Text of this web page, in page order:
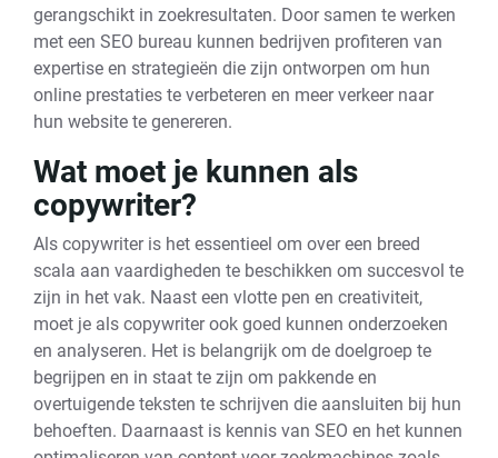
gerangschikt in zoekresultaten. Door samen te werken
met een SEO bureau kunnen bedrijven profiteren van
expertise en strategieën die zijn ontworpen om hun
online prestaties te verbeteren en meer verkeer naar
hun website te genereren.
Wat moet je kunnen als
copywriter?
Als copywriter is het essentieel om over een breed
scala aan vaardigheden te beschikken om succesvol te
zijn in het vak. Naast een vlotte pen en creativiteit,
moet je als copywriter ook goed kunnen onderzoeken
en analyseren. Het is belangrijk om de doelgroep te
begrijpen en in staat te zijn om pakkende en
overtuigende teksten te schrijven die aansluiten bij hun
behoeften. Daarnaast is kennis van SEO en het kunnen